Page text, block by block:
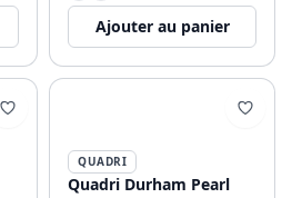
Ajouter au panier
QUADRI
Quadri Durham Pearl